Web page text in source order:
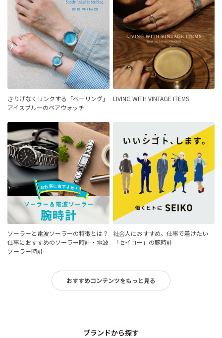
さりげなくリンクする「ベーリング」
アイスブルーのペアウォッチ
LIVING WITH VINTAGE ITEMS
ソーラーと電波ソーラーの特徴とは？
仕事におすすめのソーラー時計・電波
ソーラー時計
社会人におすすめ。仕事で着けたい
「セイコー」の腕時計
おすすめコンテンツをもっと見る
ブランドから探す